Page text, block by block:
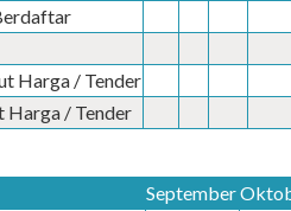
Harga / Tender
Harga / Tender
September